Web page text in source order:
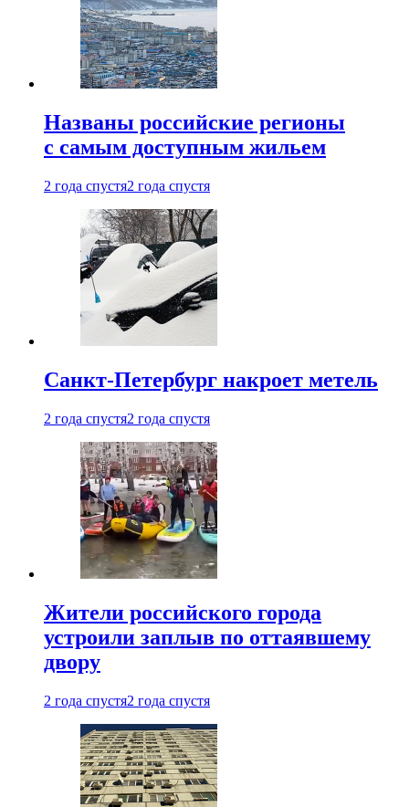
Названы российские регионы
с самым доступным жильем
2 года спустя2 года спустя
Санкт-Петербург накроет метель
2 года спустя2 года спустя
Жители российского города
устроили заплыв по оттаявшему
двору
2 года спустя2 года спустя